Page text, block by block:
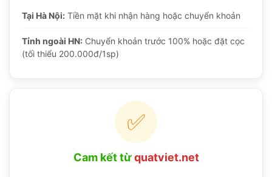
Tại Hà Nội: Tiền mặt khi nhận hàng hoặc chuyển khoản
Tỉnh ngoài HN: Chuyển khoản trước 100% hoặc đặt cọc
(tối thiểu 200.000đ/1sp)
✅
Cam kết từquatviet.net